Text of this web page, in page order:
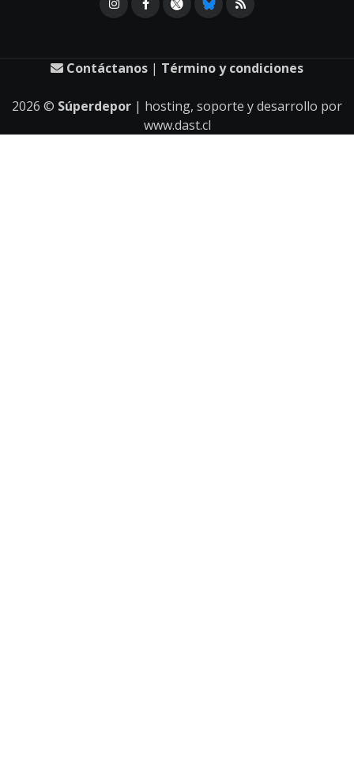
Contáctanos | Término y condiciones
2026 © Súperdepor | hosting, soporte y desarrollo por
www.dast.cl